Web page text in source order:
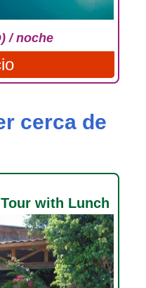
/ noche
cerca de
with Lunch